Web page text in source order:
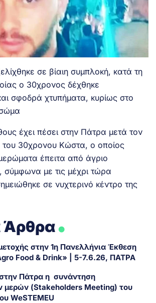
σε βίαιη συμπλοκή, κατά τη
ο 30χρονος δέχθηκε
σφοδρά χτυπήματα, κυρίως στο
έχει πέσει στην Πάτρα μετά τον
του 30χρονου Κώστα, ο οποίος
έπειτα από άγριο
σύμφωνα με τις μέχρι τώρα
σε νυχτερινό κέντρο της
Άρθρα.
στην 1η Πανελλήνια Έκθεση
Food & Drink» | 5-7.6.26, ΠΑΤΡΑ
Πάτρα η συνάντηση
μερών (Stakeholders Meeting) του
WeSTEMEU